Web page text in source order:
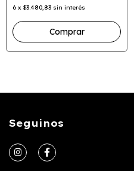
6 x $3.480,83 sin interés
Seguinos